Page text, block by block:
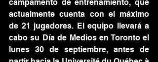
campamento de entrenamiento, que
actualmente cuenta con el máximo
de 21 jugadores. El equipo llevará a
cabo su Día de Medios en Toronto el
lunes 30 de septiembre, antes de